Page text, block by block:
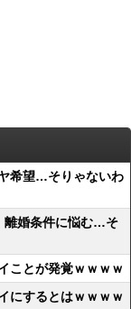
希望…そりゃないわ
離婚条件に悩む…そ
ことが発覚ｗｗｗｗ
にするとはｗｗｗｗ